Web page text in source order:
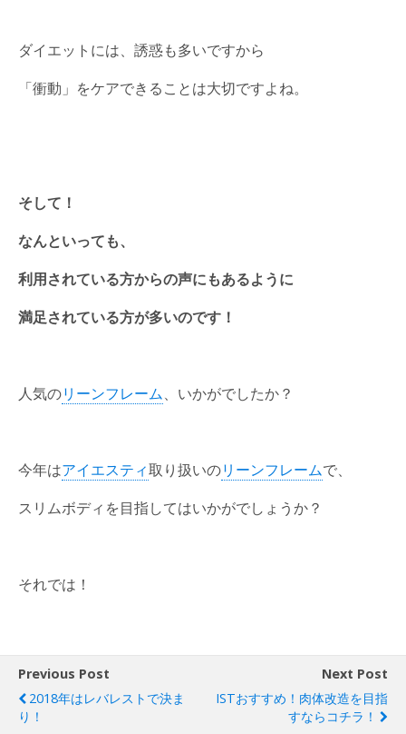
ダイエットには、誘惑も多いですから
「衝動」をケアできることは大切ですよね。
そして！
なんといっても、
利用されている方からの声にもあるように
満足されている方が多いのです！
人気のリーンフレーム、いかがでしたか？
今年はアイエスティ取り扱いのリーンフレームで、
スリムボディを目指してはいかがでしょうか？
それでは！
Previous Post
2018年はレバレストで決ま
り！
Next Post
ISTおすすめ！肉体改造を目指
すならコチラ！